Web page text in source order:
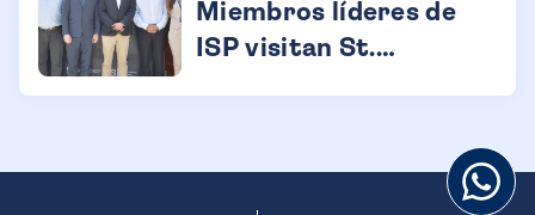
Miembros líderes de
ISP visitan St.